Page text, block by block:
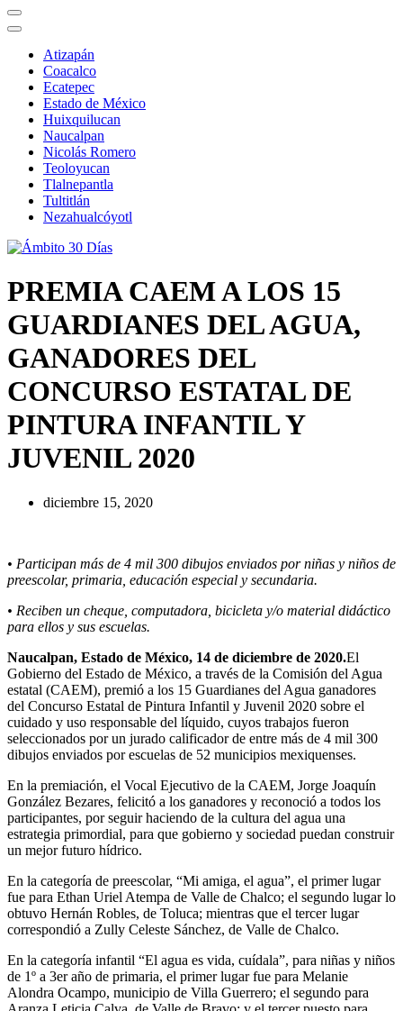
Atizapán
Coacalco
Ecatepec
Estado de México
Huixquilucan
Naucalpan
Nicolás Romero
Teoloyucan
Tlalnepantla
Tultitlán
Nezahualcóyotl
PREMIA CAEM A LOS 15
GUARDIANES DEL AGUA,
GANADORES DEL
CONCURSO ESTATAL DE
PINTURA INFANTIL Y
JUVENIL 2020
diciembre 15, 2020
• Participan más de 4 mil 300 dibujos enviados por niñas y niños de
preescolar, primaria, educación especial y secundaria.
• Reciben un cheque, computadora, bicicleta y/o material didáctico
para ellos y sus escuelas.
Naucalpan, Estado de México, 14 de diciembre de 2020.El
Gobierno del Estado de México, a través de la Comisión del Agua
estatal (CAEM), premió a los 15 Guardianes del Agua ganadores
del Concurso Estatal de Pintura Infantil y Juvenil 2020 sobre el
cuidado y uso responsable del líquido, cuyos trabajos fueron
seleccionados por un jurado calificador de entre más de 4 mil 300
dibujos enviados por escuelas de 52 municipios mexiquenses.
En la premiación, el Vocal Ejecutivo de la CAEM, Jorge Joaquín
González Bezares, felicitó a los ganadores y reconoció a todos los
participantes, por seguir haciendo de la cultura del agua una
estrategia primordial, para que gobierno y sociedad puedan construir
un mejor futuro hídrico.
En la categoría de preescolar, “Mi amiga, el agua”, el primer lugar
fue para Ethan Uriel Atempa de Valle de Chalco; el segundo lugar lo
obtuvo Hernán Robles, de Toluca; mientras que el tercer lugar
correspondió a Zully Celeste Sánchez, de Valle de Chalco.
En la categoría infantil “El agua es vida, cuídala”, para niñas y niños
de 1º a 3er año de primaria, el primer lugar fue para Melanie
Alondra Ocampo, municipio de Villa Guerrero; el segundo para